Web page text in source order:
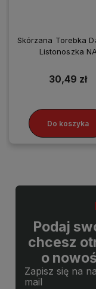
Skórzana Torebka
Listonoszka
30,49 zł
Do koszyka
Podaj
chcesz
o
Zapisz się na
mail